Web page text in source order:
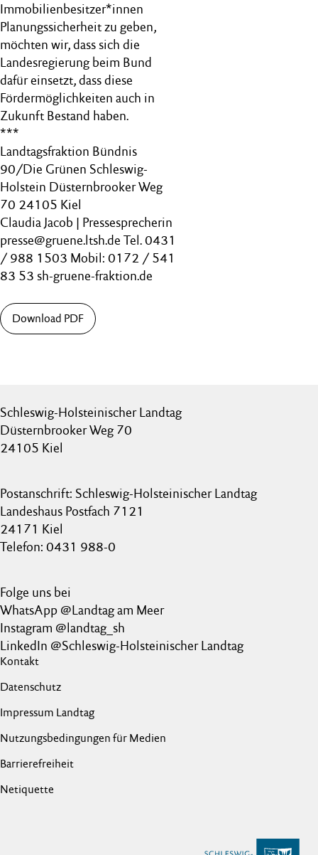
Immobilienbesitzer*innen
Planungssicherheit zu geben,
möchten wir, dass sich die
Landesregierung beim Bund
dafür einsetzt, dass diese
Fördermöglichkeiten auch in
Zukunft Bestand haben.
***
Landtagsfraktion Bündnis
90/Die Grünen Schleswig-
Holstein Düsternbrooker Weg
70 24105 Kiel
Claudia Jacob | Pressesprecherin
presse@gruene.ltsh.de Tel. 0431
/ 988 1503 Mobil: 0172 / 541
83 53 sh-gruene-fraktion.de
Download PDF
Schleswig-Holsteinischer Landtag
Düsternbrooker Weg 70
24105 Kiel
Postanschrift: Schleswig-Holsteinischer Landtag
Landeshaus Postfach 7121
24171 Kiel
Telefon: 0431 988-0
Folge uns bei
WhatsApp @Landtag am Meer
Instagram @landtag_sh
LinkedIn @Schleswig-Holsteinischer Landtag
Kontakt
Datenschutz
Impressum Landtag
Nutzungsbedingungen für Medien
Barrierefreiheit
Netiquette